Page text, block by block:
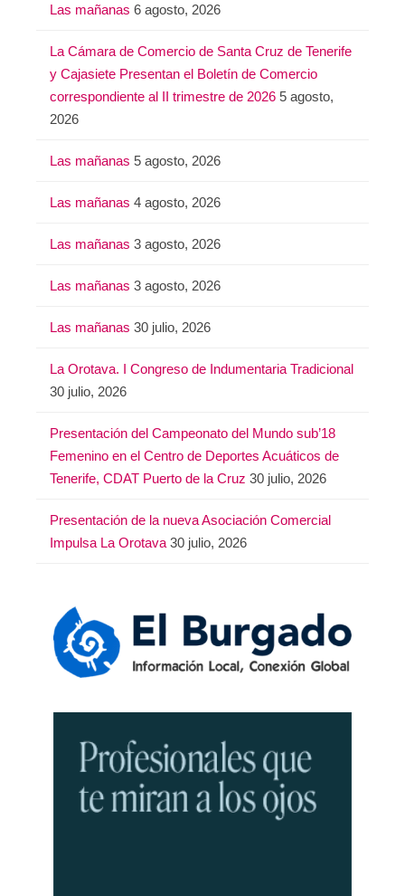
Las mañanas 6 agosto, 2026
La Cámara de Comercio de Santa Cruz de Tenerife
y Cajasiete Presentan el Boletín de Comercio
correspondiente al II trimestre de 2026 5 agosto,
2026
Las mañanas 5 agosto, 2026
Las mañanas 4 agosto, 2026
Las mañanas 3 agosto, 2026
Las mañanas 3 agosto, 2026
Las mañanas 30 julio, 2026
La Orotava. I Congreso de Indumentaria Tradicional
30 julio, 2026
Presentación del Campeonato del Mundo sub’18
Femenino en el Centro de Deportes Acuáticos de
Tenerife, CDAT Puerto de la Cruz 30 julio, 2026
Presentación de la nueva Asociación Comercial
Impulsa La Orotava 30 julio, 2026